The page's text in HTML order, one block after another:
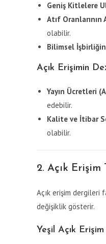
Geniş Kitlelere
Atıf Oranlarının
olabilir.
Bilimsel
Açık Erişimin
Yayın Ücretleri
edebilir.
Kalite ve İtibar
olabilir.
2. Açık Erişim
Açık erişim dergileri
değişiklik gösterir.
Yeşil Açık